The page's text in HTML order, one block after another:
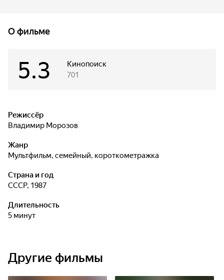
О фильме
Кинопоиск
5.3 701
Режиссёр
Владимир Морозов
Жанр
мультфильм, семейный, короткометражка
Страна и год
СССР, 1987
Длительность
5 минут
Другие фильмы